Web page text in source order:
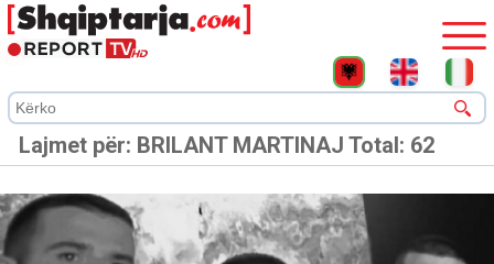
Lajmet për: BRILANT MARTINAJ Total: 62